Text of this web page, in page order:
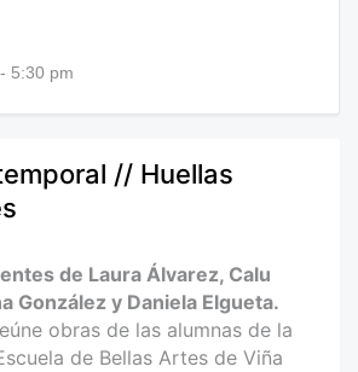
5:30 pm
// Huellas
de Laura Álvarez, Calu
González y Daniela Elgueta.
obras de las alumnas de la
de Bellas Artes de Viña